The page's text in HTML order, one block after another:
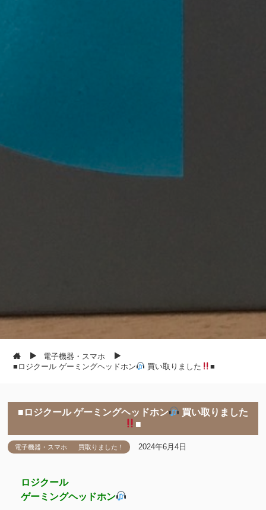
電子機器・スマホ
■ロジクール ゲーミングヘッドホン
買い取りました ■
■ロジクール ゲーミングヘッドホン
買い取りました
■
電子機器・スマホ 買取りました！ 2024年6月4日
ロジクール
ゲーミングヘッドホン